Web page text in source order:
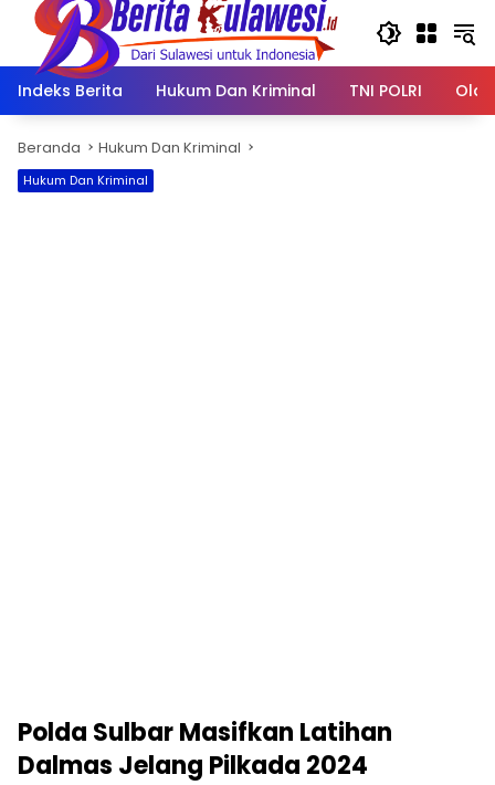
Langsung
konten
Indeks Berita
Hukum Dan Kriminal TNI POLRI
Beranda Hukum Dan Kriminal
Hukum Dan Kriminal
Polda Sulbar Masifkan Latihan
Dalmas Jelang Pilkada 2024